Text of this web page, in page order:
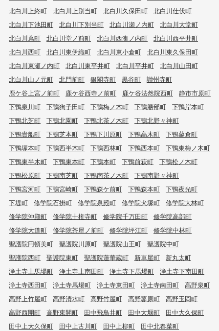
北白川上終町
北白川上別当町 北白川久保田町
北白川仕伏町
北白川下池田町
北白川下別当町 北白川瀬ノ内町
北白川大堂町
北白川蔦町
北白川堂ノ前町 北白川西瀬ノ内町
北白川西平井町
北白川西町
北白川東伊織町 北白川東小倉町
北白川東久保田町
北白川東瀬ノ内町
北白川東平井町 北白川平井町
北白川山田町
北白川山ノ元町
北門前町 銀閣寺町 黒谷町
讃州寺町
鹿ケ谷上宮ノ前町
鹿ケ谷西寺ノ前町 鹿ケ谷法然院西町
静市市原町
下鴨泉川町
下鴨狗子田町 下鴨梅ノ木町 下鴨膳部町
下鴨岸本町
下鴨北芝町
下鴨北園町 下鴨北茶ノ木町
下鴨北野々神町
下鴨貴船町
下鴨芝本町 下鴨下川原町 下鴨高木町
下鴨蓼倉町
下鴨塚本町
下鴨西半木町 下鴨西林町 下鴨西本町
下鴨東梅ノ木町
下鴨東半木町
下鴨東本町 下鴨本町 下鴨前萩町
下鴨松ノ木町
下鴨松原町
下鴨南芝町 下鴨南茶ノ木町
下鴨南野々神町
下鴨宮河町
下鴨宮崎町 下鴨森ケ前町 下鴨森本町
下鴨夜光町
下堤町
修学院石掛町 修学院泉殿町 修学院犬塚町
修学院大林町
修学院沖殿町
修学院十権寺町 修学院千万田町
修学院高部町
修学院大道町
修学院茶屋ノ前町 修学院坪江町
修学院中林町
聖護院円頓美町
聖護院川原町 聖護院山王町
聖護院中町
聖護院西町
聖護院東町 聖護院蓮華蔵町 新車屋町
新丸太町
浄土寺上馬場町
浄土寺上南田町 浄土寺下馬場町
浄土寺下南田町
浄土寺西田町
浄土寺馬場町 浄土寺東田町 浄土寺南田町
高野泉町
高野上竹屋町
高野清水町 高野竹屋町 高野蓼原町
高野玉岡町
高野西開町
高野東開町 田中飛鳥井町 田中大堰町
田中大久保町
田中上大久保町
田中上古川町 田中上柳町
田中北春菜町